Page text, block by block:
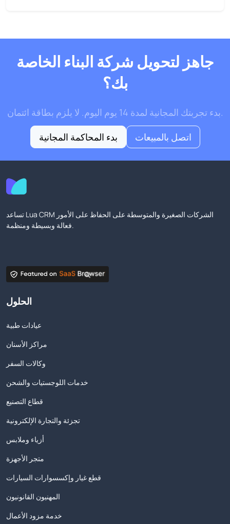
جاهز لتحويل شركة البناء الخاصة
بك؟
بدء تجربتك المجانية لمدة 14 يوم اليوم. لا يلزم بطاقة ائتمان.
بدء المحاكمة المجانية
اتصل بالمبيعات
تساعد Lua CRM الشركات الصغيرة والمتوسطة على الحفاظ على الأمور
فعالة وبسيطة ومنظمة.
الحلول
عيادات طبية
مراكز الأسنان
وكالات السفر
خدمات اللوجستيات والشحن
قطاع التصنيع
تجزئة والتجارة الإلكترونية
أزياء وملابس
متجر الأجهزة
قطع غيار وإكسسوارات السيارات
المهنيون القانونيون
خدمة مزود الأعمال